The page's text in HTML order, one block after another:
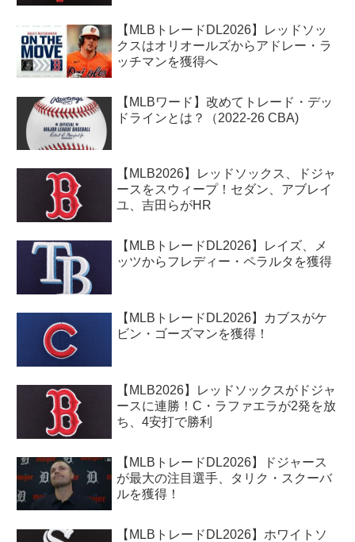
【MLBトレードDL2026】レッドソッ
クスはオリオールズからアドレー・ラ
ッチマンを獲得へ
【MLBワード】改めてトレード・デッ
ドラインとは？（2022-26 CBA)
【MLB2026】レッドソックス、ドジャ
ースをスウィープ！セダン、アブレイ
ユ、吉田らがHR
【MLBトレードDL2026】レイズ、メ
ッツからフレディー・ペラルタを獲得
【MLBトレードDL2026】カブスがケ
ビン・ゴーズマンを獲得！
【MLB2026】レッドソックスがドジャ
ースに連勝！C・ラファエラが2発を放
ち、4安打で勝利
【MLBトレードDL2026】ドジャース
が最大の注目選手、タリク・スクーバ
ルを獲得！
【MLBトレードDL2026】ホワイトソ